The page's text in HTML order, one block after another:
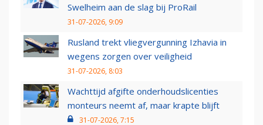
Swelheim aan de slag bij ProRail
31-07-2026, 9:09
Rusland trekt vliegvergunning Izhavia in
wegens zorgen over veiligheid
31-07-2026, 8:03
Wachttijd afgifte onderhoudslicenties
monteurs neemt af, maar krapte blijft
31-07-2026, 7:15